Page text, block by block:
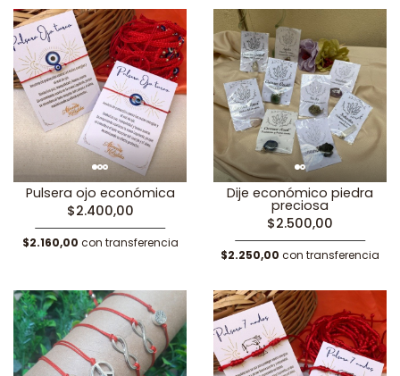
Pulsera ojo económica
$2.400,00
$2.160,00 con transferencia
Dije económico piedra
preciosa
$2.500,00
$2.250,00 con transferencia